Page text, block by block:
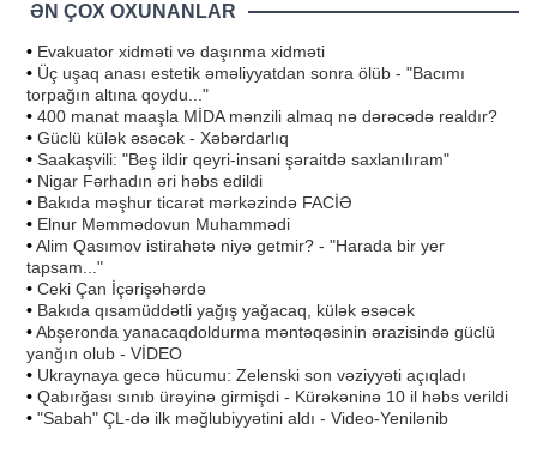
ƏN ÇOX OXUNANLAR
• Evakuator xidməti və daşınma xidməti
• Üç uşaq anası estetik əməliyyatdan sonra ölüb - "Bacımı
torpağın altına qoydu..."
• 400 manat maaşla MİDA mənzili almaq nə dərəcədə realdır?
• Güclü külək əsəcək - Xəbərdarlıq
• Saakaşvili: "Beş ildir qeyri-insani şəraitdə saxlanılıram"
• Nigar Fərhadın əri həbs edildi
• Bakıda məşhur ticarət mərkəzində FACİƏ
• Elnur Məmmədovun Muhammədi
•Alim Qasımov istirahətə niyə getmir? - "Harada bir yer
tapsam..."
• Ceki Çan İçərişəhərdə
• Bakıda qısamüddətli yağış yağacaq, külək əsəcək
•Abşeronda yanacaqdoldurma məntəqəsinin ərazisində güclü
yanğın olub - VİDEO
• Ukraynaya gecə hücumu: Zelenski son vəziyyəti açıqladı
• Qabırğası sınıb ürəyinə girmişdi - Kürəkəninə 10 il həbs verildi
• "Sabah" ÇL-də ilk məğlubiyyətini aldı - Video-Yenilənib